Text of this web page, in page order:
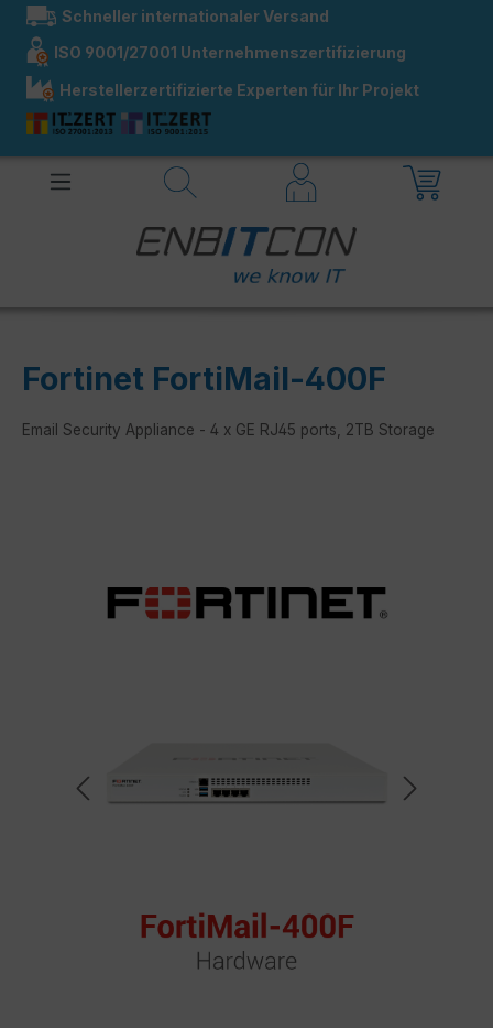
springen
Schneller internationaler Versand
ISO 9001/27001 Unternehmenszertifizierung
Herstellerzertifizierte Experten für Ihr Projekt
Fortinet FortiMail-400F
Email Security Appliance - 4 x GE RJ45 ports, 2TB Storage